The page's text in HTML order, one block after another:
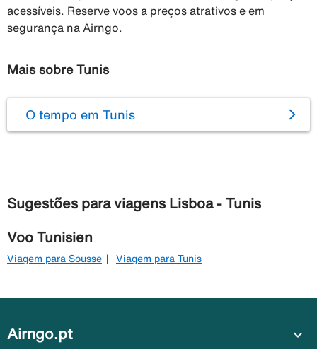
acessíveis. Reserve voos a preços atrativos e em
segurança na Airngo.
Mais sobre Tunis
O tempo em Tunis
Sugestões para viagens Lisboa - Tunis
Voo Tunisien
Viagem para Sousse Viagem para Tunis
Airngo.pt expand_more